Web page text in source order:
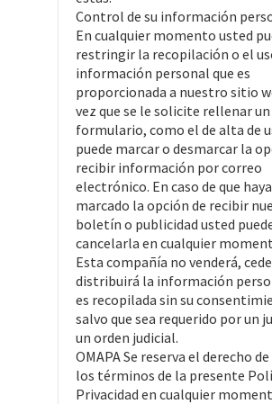
Control de su información
En cualquier momento usted
restringir la recopilación o el
información personal que es
proporcionada a nuestro sitio
vez que se le solicite rellenar un
formulario, como el de alta de
puede marcar o desmarcar la
recibir información por correo
electrónico. En caso de que haya
marcado la opción de recibir
boletín o publicidad usted
cancelarla en cualquier
Esta compañía no venderá,
distribuirá la información
es recopilada sin su
salvo que sea requerido por un
un orden judicial.
OMAPA Se reserva el derecho
los términos de la presente
Privacidad en cualquier